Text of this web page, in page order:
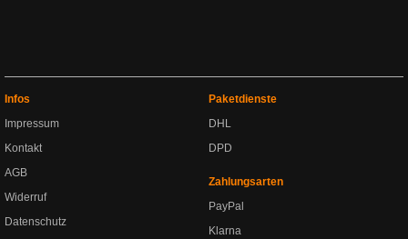
Infos
Impressum
Kontakt
AGB
Widerruf
Datenschutz
Paketdienste
DHL
DPD
Zahlungsarten
PayPal
Klarna